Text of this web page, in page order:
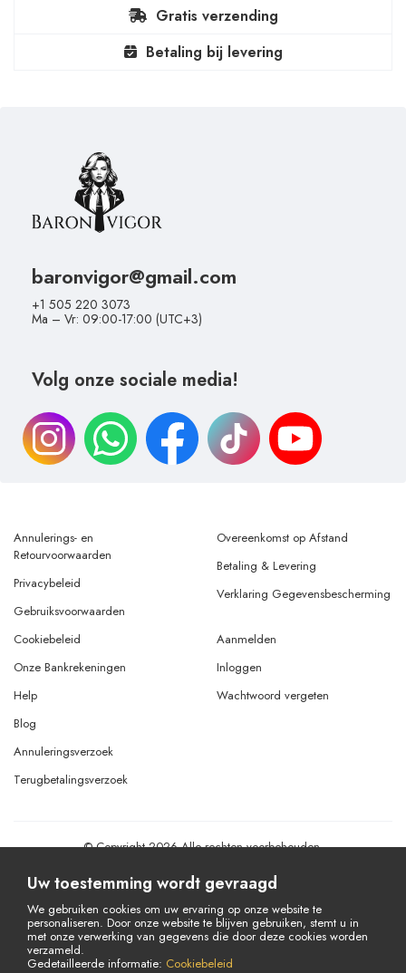
Gratis verzending
Betaling bij levering
baronvigor@gmail.com
+1 505 220 3073
Ma – Vr: 09:00-17:00 (UTC+3)
Volg onze sociale media!
Annulerings- en
Retourvoorwaarden
Privacybeleid
Gebruiksvoorwaarden
Overeenkomst op Afstand
Betaling & Levering
Verklaring Gegevensbescherming
Cookiebeleid
Onze Bankrekeningen
Help
Aanmelden
Inloggen
Wachtwoord vergeten
Blog
Annuleringsverzoek
Terugbetalingsverzoek
© Copyright 2026 Alle rechten voorbehouden.
Uw toestemming wordt gevraagd
We gebruiken cookies om uw ervaring op onze website te
personaliseren. Door onze website te blijven gebruiken, stemt u in
met onze verwerking van gegevens die door deze cookies worden
verzameld.
Gedetailleerde informatie: Cookiebeleid